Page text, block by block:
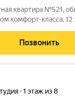
квартира №521,
комфорт-класса, 12
в сентябре
Позвонить
1 этаж из 8